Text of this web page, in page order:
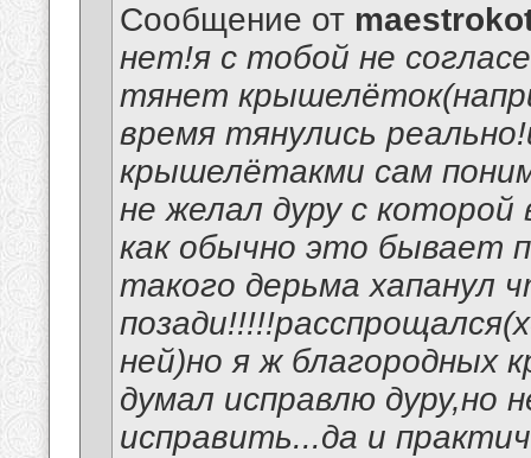
Сообщение от
нет!я с тобой не
тянет
время тянулись
крышелётакми сам
не желал дуру с
как обычно это бывает
такого дерьма хапанул
ней)но я ж благородных
думал исправлю дуру,но
исправить...да и